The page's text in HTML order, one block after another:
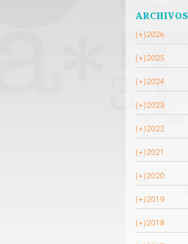
ARCHIVOS
(+)2026
(+)2025
(+)2024
(+)2023
(+)2022
(+)2021
(+)2020
(+)2019
(+)2018